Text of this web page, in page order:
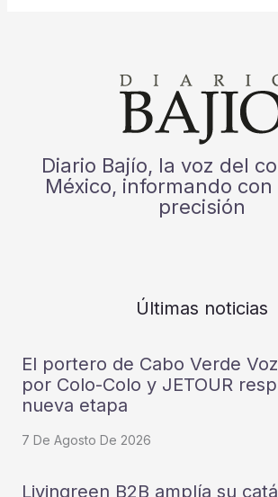
Diario Bajío, la voz del
México, informando
precisión
Últimas noticias
El portero de Cabo Verde
por Colo-Colo y JETOUR
nueva etapa
7 De Agosto De 2026
Livingreen B2B amplía su